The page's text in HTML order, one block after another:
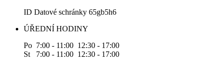
ID Datové schránky 65gb5h6
ÚŘEDNÍ HODINY
Po 7:00 - 11:00 12:30 - 17:00
St 7:00 - 11:00 12:30 - 17:00